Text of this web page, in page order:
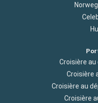
Croisière
Croisière
Croisière au
Croisière